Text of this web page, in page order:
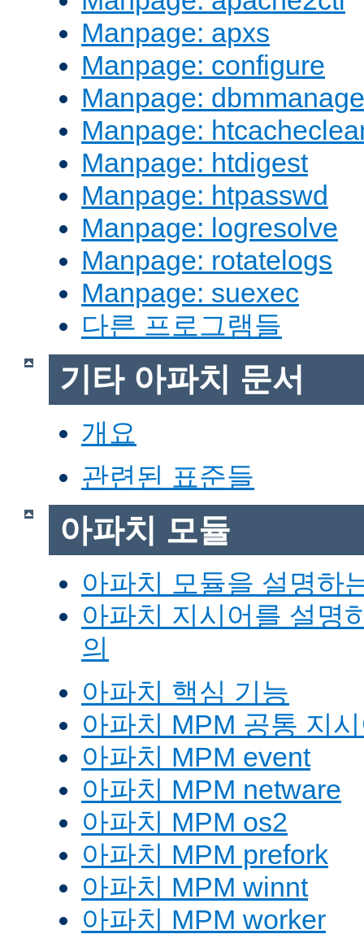
Manpage: apxs
Manpage: configure
Manpage: dbmmanage
Manpage:
Manpage: htdigest
Manpage: htpasswd
Manpage: logresolve
Manpage: rotatelogs
Manpage: suexec
다른 프로그램들
기타 아파치 문서
개요
관련된 표준들
아파치 모듈
아파치 모듈을 설명하
아파치 지시어를 설명
의
아파치 핵심 기능
아파치 MPM 공통 지
아파치 MPM event
아파치 MPM netware
아파치 MPM os2
아파치 MPM prefork
아파치 MPM winnt
아파치 MPM worker